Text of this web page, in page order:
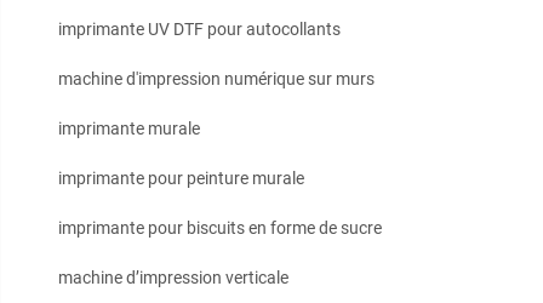
imprimante UV DTF pour autocollants
machine d'impression numérique sur murs
imprimante murale
imprimante pour peinture murale
imprimante pour biscuits en forme de sucre
machine d’impression verticale